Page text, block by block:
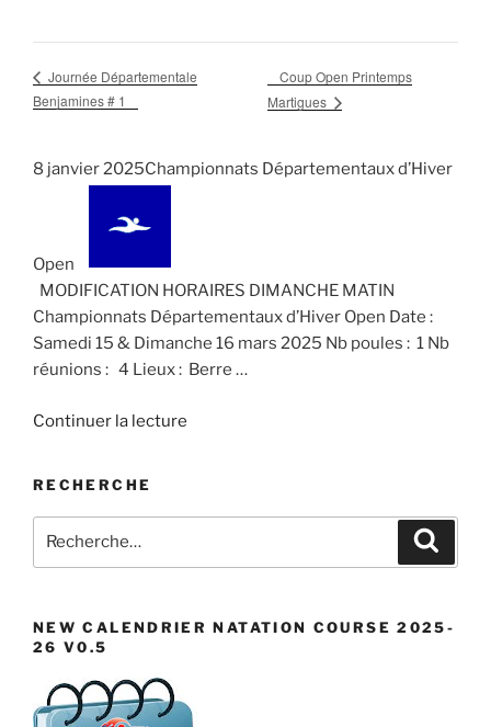
Journée Départementale
Benjamines # 1
Coup Open Printemps
Martigues
8 janvier 2025Championnats Départementaux d’Hiver
Open
MODIFICATION HORAIRES DIMANCHE MATIN
Championnats Départementaux d’Hiver Open Date :
Samedi 15 & Dimanche 16 mars 2025 Nb poules : 1 Nb
réunions : 4 Lieux : Berre …
Continuer la lecture
RECHERCHE
pour
NEW CALENDRIER NATATION COURSE 2025-
26 V0.5